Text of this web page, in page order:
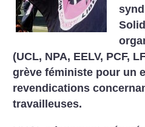
(UCL, NPA, EELV, PCF,
grève féministe pour un
revendications
travailleuses.